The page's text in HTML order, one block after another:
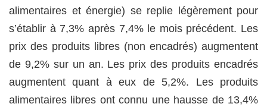
alimentaires et énergie) se replie légèrement pour
s’établir à 7,3% après 7,4% le mois précédent. Les
prix des produits libres (non encadrés) augmentent
de 9,2% sur un an. Les prix des produits encadrés
augmentent quant à eux de 5,2%. Les produits
alimentaires libres ont connu une hausse de 13,4%